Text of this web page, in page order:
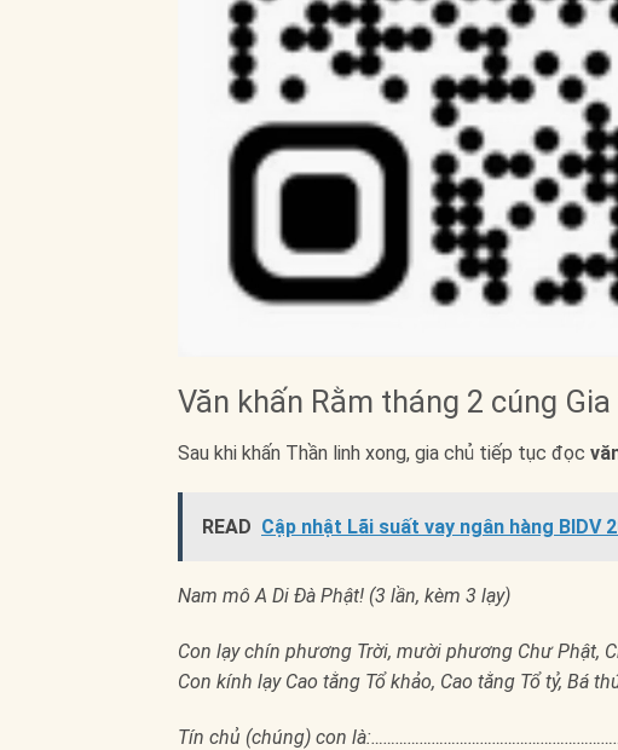
Văn khấn Rằm tháng 2 cúng
Sau khi khấn Thần linh xong, gia chủ tiếp tục đọc
READ Cập nhật Lãi suất vay ngân hàng BIDV
Nam mô A Di Đà Phật! (3 lần, kèm 3 lạy)
Con lạy chín phương Trời, mười phương Chư Phật,
Con kính lạy Cao tằng Tổ khảo, Cao tằng Tổ tỷ, Bá
Tín chủ (chúng) con